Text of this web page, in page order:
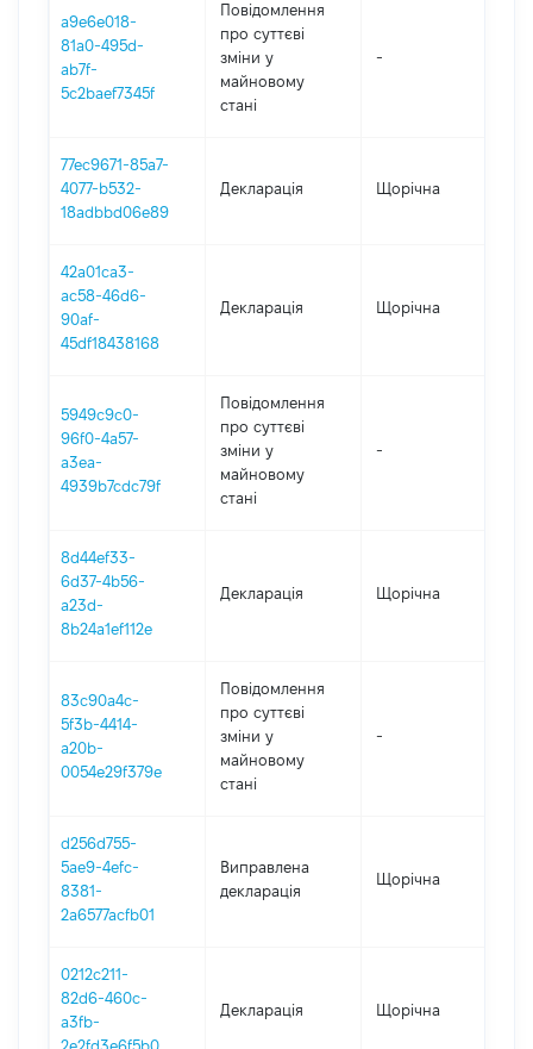
a9e6e018-
81a0-495d-
ab7f-
5c2baef7345f
Повідомлення
про суттєві
зміни y
майновому
стані
-
77ec9671-85a7-
4077-b532-
18adbbd06e89
Декларація Щорічна
42a01ca3-
ac58-46d6-
90af-
45df18438168
Декларація Щорічна
5949c9c0-
96f0-4a57-
a3ea-
4939b7cdc79f
Повідомлення
про суттєві
зміни y
майновому
стані
-
8d44ef33-
6d37-4b56-
a23d-
8b24a1ef112e
Декларація Щорічна
83c90a4c-
5f3b-4414-
a20b-
0054e29f379e
Повідомлення
про суттєві
зміни y
майновому
стані
-
d256d755-
5ae9-4efc-
8381-
2a6577acfb01
Виправлена
декларація
Щорічна
0212c211-
82d6-460c-
a3fb-
2e2fd3e6f5b0
Декларація Щорічна